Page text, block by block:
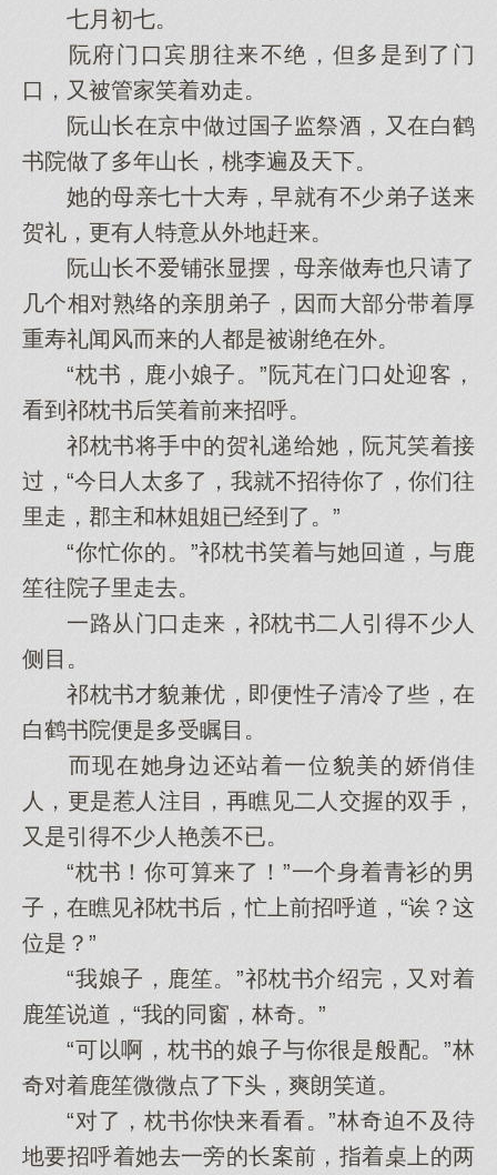
七月初七。
阮府门口宾朋往来不绝，但多是到了门
口，又被管家笑着劝走。
阮山长在京中做过国子监祭酒，又在白鹤
书院做了多年山长，桃李遍及天下。
她的母亲七十大寿，早就有不少弟子送来
贺礼，更有人特意从外地赶来。
阮山长不爱铺张显摆，母亲做寿也只请了
几个相对熟络的亲朋弟子，因而大部分带着厚
重寿礼闻风而来的人都是被谢绝在外。
“枕书，鹿小娘子。”阮芃在门口处迎客，
看到祁枕书后笑着前来招呼。
祁枕书将手中的贺礼递给她，阮芃笑着接
过，“今日人太多了，我就不招待你了，你们往
里走，郡主和林姐姐已经到了。”
“你忙你的。”祁枕书笑着与她回道，与鹿
笙往院子里走去。
一路从门口走来，祁枕书二人引得不少人
侧目。
祁枕书才貌兼优，即便性子清冷了些，在
白鹤书院便是多受瞩目。
而现在她身边还站着一位貌美的娇俏佳
人，更是惹人注目，再瞧见二人交握的双手，
又是引得不少人艳羡不已。
“枕书！你可算来了！”一个身着青衫的男
子，在瞧见祁枕书后，忙上前招呼道，“诶？这
位是？”
“我娘子，鹿笙。”祁枕书介绍完，又对着
鹿笙说道，“我的同窗，林奇。”
“可以啊，枕书的娘子与你很是般配。”林
奇对着鹿笙微微点了下头，爽朗笑道。
“对了，枕书你快来看看。”林奇迫不及待
地要招呼着她去一旁的长案前，指着桌上的两